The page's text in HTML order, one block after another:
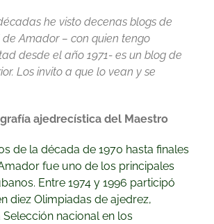
he visto decenas blogs de
Amador – con quien tengo
desde el año 1971- es un blog de
Los invito a que lo vean y se
ajedrecística del Maestro
de la década de 1970 hasta finales
fue uno de los principales
Entre 1974 y 1996 participó
diez Olimpiadas de ajedrez,
nacional en los